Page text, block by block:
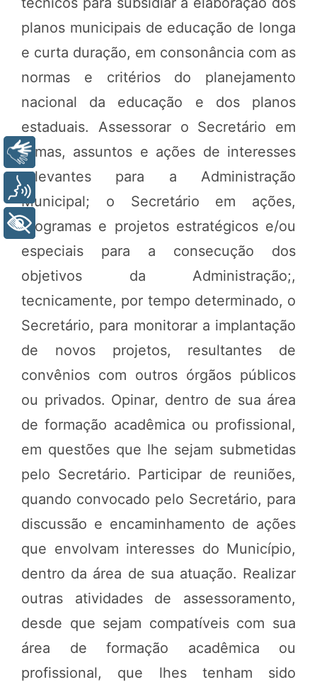
planos municipais de educação de longa
e curta duração, em consonância com as
normas e critérios do planejamento
nacional da educação e dos planos
estaduais. Assessorar o Secretário em
temas, assuntos e ações de interesses
relevantes para a Administração
Municipal; o Secretário em ações,
programas e projetos estratégicos e/ou
especiais para a consecução dos
objetivos da Administração;,
tecnicamente, por tempo determinado, o
Secretário, para monitorar a implantação
de novos projetos, resultantes de
convênios com outros órgãos públicos
ou privados. Opinar, dentro de sua área
de formação acadêmica ou profissional,
em questões que lhe sejam submetidas
pelo Secretário. Participar de reuniões,
quando convocado pelo Secretário, para
discussão e encaminhamento de ações
que envolvam interesses do Município,
dentro da área de sua atuação. Realizar
outras atividades de assessoramento,
desde que sejam compatíveis com sua
área de formação acadêmica ou
profissional, que lhes tenham sido
Libras
+ Acessibilidade